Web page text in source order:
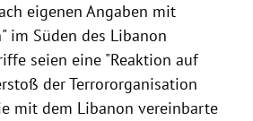
eigenen Angaben mit
im Süden des Libanon
seien eine "Reaktion auf
der Terrororganisation
mit dem Libanon vereinbarte